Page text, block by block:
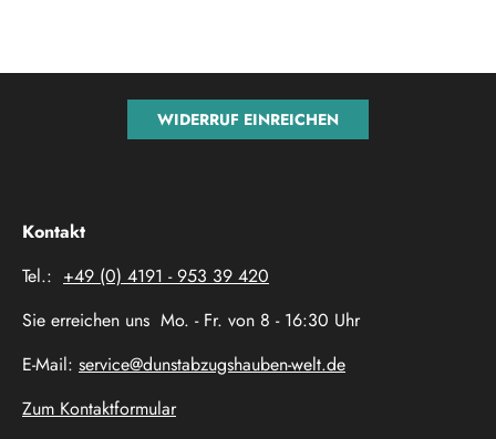
WIDERRUF EINREICHEN
Kontakt
Tel.: +49 (0) 4191 - 953 39 420
Sie erreichen uns Mo. - Fr. von 8 - 16:30 Uhr
E-Mail: service@dunstabzugshauben-welt.de
Zum Kontaktformular